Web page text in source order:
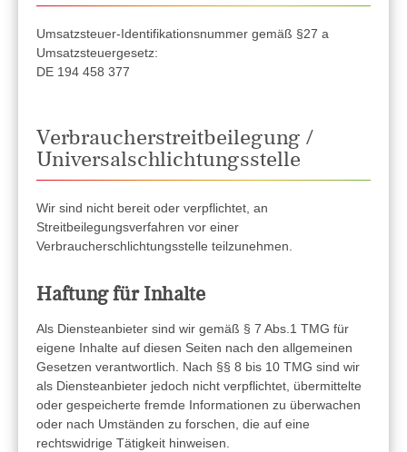
Umsatzsteuer-Identifikationsnummer gemäß §27 a
Umsatzsteuergesetz:
DE 194 458 377
Verbraucher­streit­beilegung /
Universal­schlichtungs­stelle
Wir sind nicht bereit oder verpflichtet, an
Streitbeilegungsverfahren vor einer
Verbraucherschlichtungsstelle teilzunehmen.
Haftung für Inhalte
Als Diensteanbieter sind wir gemäß § 7 Abs.1 TMG für
eigene Inhalte auf diesen Seiten nach den allgemeinen
Gesetzen verantwortlich. Nach §§ 8 bis 10 TMG sind wir
als Diensteanbieter jedoch nicht verpflichtet, übermittelte
oder gespeicherte fremde Informationen zu überwachen
oder nach Umständen zu forschen, die auf eine
rechtswidrige Tätigkeit hinweisen.